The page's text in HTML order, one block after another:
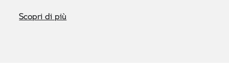
Scopri di più